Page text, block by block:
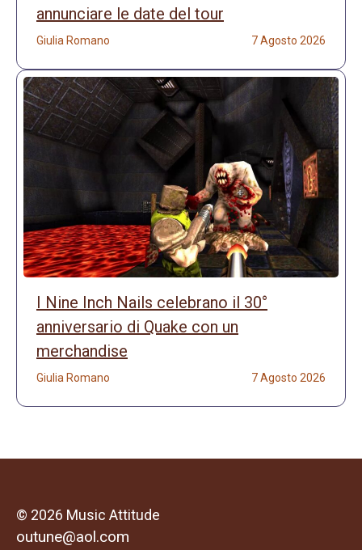
annunciare le date del tour
Giulia Romano 7 Agosto 2026
I Nine Inch Nails celebrano il 30°
anniversario di Quake con un
merchandise
Giulia Romano 7 Agosto 2026
© 2026 Music Attitude
outune@aol.com